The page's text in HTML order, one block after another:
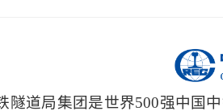
隧道局集团是世界500强中国